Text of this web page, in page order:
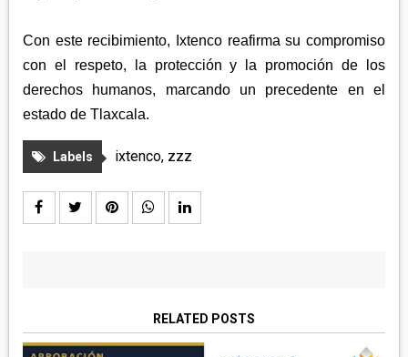
Con este recibimiento, Ixtenco reafirma su compromiso
con el respeto, la protección y la promoción de los
derechos humanos, marcando un precedente en el
estado de Tlaxcala.
Labels ixtenco, zzz
RELATED POSTS